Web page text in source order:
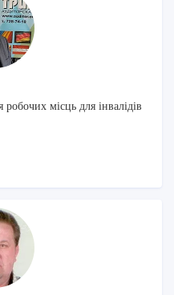
місць для інвалідів